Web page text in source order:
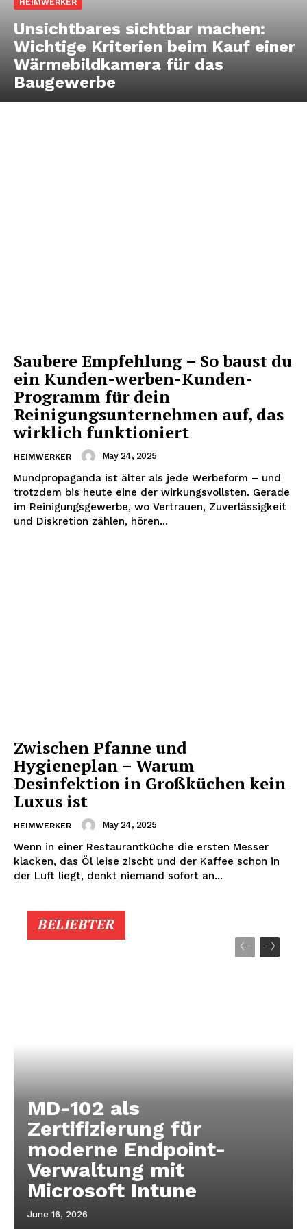
Unsichtbares sichtbar machen:
Wichtige Kriterien beim Kauf einer
Wärmebildkamera für das
Baugewerbe
Saubere Empfehlung – So baust du
ein Kunden-werben-Kunden-
Programm für dein
Reinigungsunternehmen auf, das
wirklich funktioniert
HEIMWERKER May 24, 2025
Mundpropaganda ist älter als jede Werbeform – und
trotzdem bis heute eine der wirkungsvollsten. Gerade
im Reinigungsgewerbe, wo Vertrauen, Zuverlässigkeit
und Diskretion zählen, hören...
Zwischen Pfanne und
Hygieneplan – Warum
Desinfektion in Großküchen kein
Luxus ist
HEIMWERKER May 24, 2025
Wenn in einer Restaurantküche die ersten Messer
klacken, das Öl leise zischt und der Kaffee schon in
der Luft liegt, denkt niemand sofort an...
BELIEBTER
MD-102 als
Zertifizierung für
moderne Endpoint-
Verwaltung mit
Microsoft Intune
June 16, 2026